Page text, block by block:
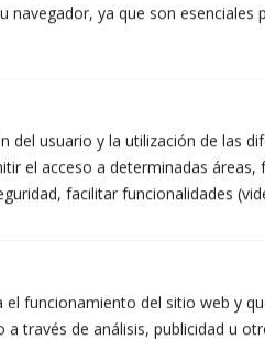
navegador, ya que son esenciales
del usuario y la utilización de las
el acceso a determinadas áreas,
facilitar funcionalidades
funcionamiento del sitio web y
través de análisis, publicidad u
accedir, rectificar, suprimir les vostres dades
addicional: Podeu ampliar la informació a